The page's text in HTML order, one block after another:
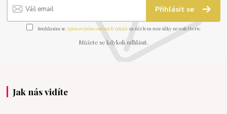
Přihlásit se
Souhlasím se zpracováním osobních údajů za účelem rozesílky newsletteru.
Můžete se kdykoli odhlásit.
Jak nás vidíte